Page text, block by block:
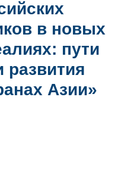
в новых
пути
развития
Азии»